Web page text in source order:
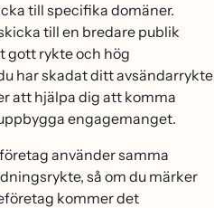
till specifika domäner.
till en bredare publik
gott rykte och hög
har skadat ditt avsändarrykte
att hjälpa dig att komma
engagemanget.
använder samma
så om du märker
kommer det